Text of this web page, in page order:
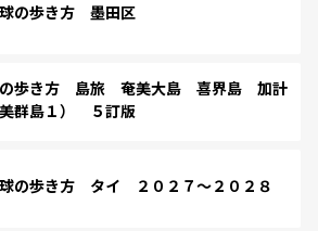
の歩き方 墨田区
歩き方 島旅 奄美大島 喜界島 加計
群島１） ５訂版
の歩き方 タイ ２０２７～２０２８